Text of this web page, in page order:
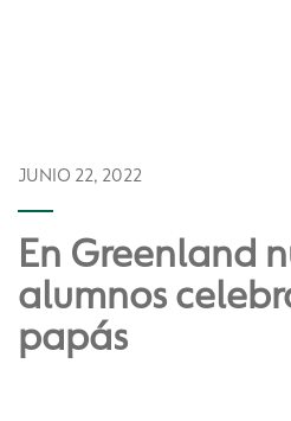
JUNIO 22, 2022
En Greenland
alumnos
papás